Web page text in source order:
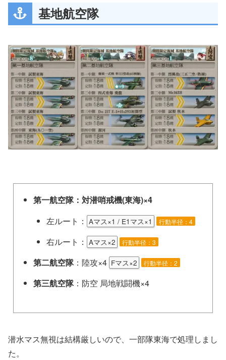
基地航空隊
第一航空隊：対潜哨戒機(東海)×4
左ルート： Aマス×1 / E1マス×1 行動半径：4
右ルート： Aマス×2 行動半径：3
第二航空隊：陸攻×4 Fマス×2 行動半径：2
第三航空隊：防空 局地戦闘機×4
潜水マス無視は結構厳しいので、一部隊東海で処理しまし
た。